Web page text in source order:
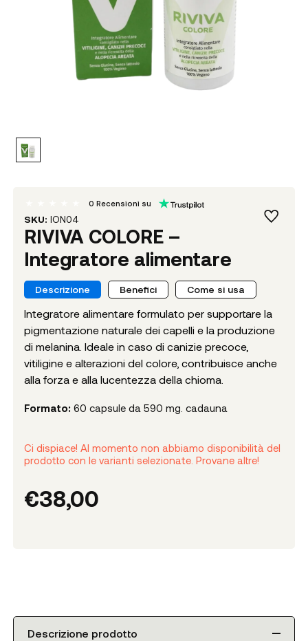
SKU: ION04
RIVIVA COLORE –
Integratore alimentare
0 Recensioni su
Descrizione Benefici Come si usa
Integratore alimentare formulato per supportare la
pigmentazione naturale dei capelli e la produzione
di melanina. Ideale in caso di canizie precoce,
vitiligine e alterazioni del colore, contribuisce anche
alla forza e alla lucentezza della chioma.
Formato: 60 capsule da 590 mg. cadauna
Ci dispiace! Al momento non abbiamo disponibilità del
prodotto con le varianti selezionate. Provane altre!
€38,00
Descrizione prodotto